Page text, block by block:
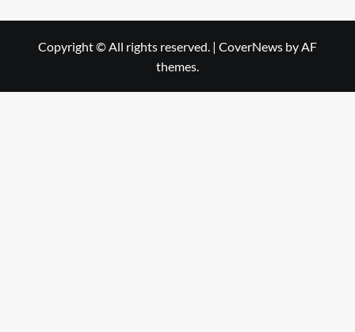
Copyright © All rights reserved. | CoverNews by AF
themes.